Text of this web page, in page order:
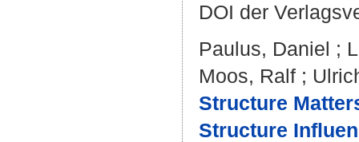
DOI der
Paulus, Daniel ;
Moos, Ralf ;
Structure
Structure